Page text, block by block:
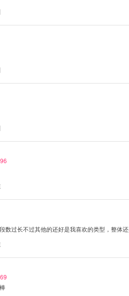
数过长不过其他的还好是我喜欢的类型，整体